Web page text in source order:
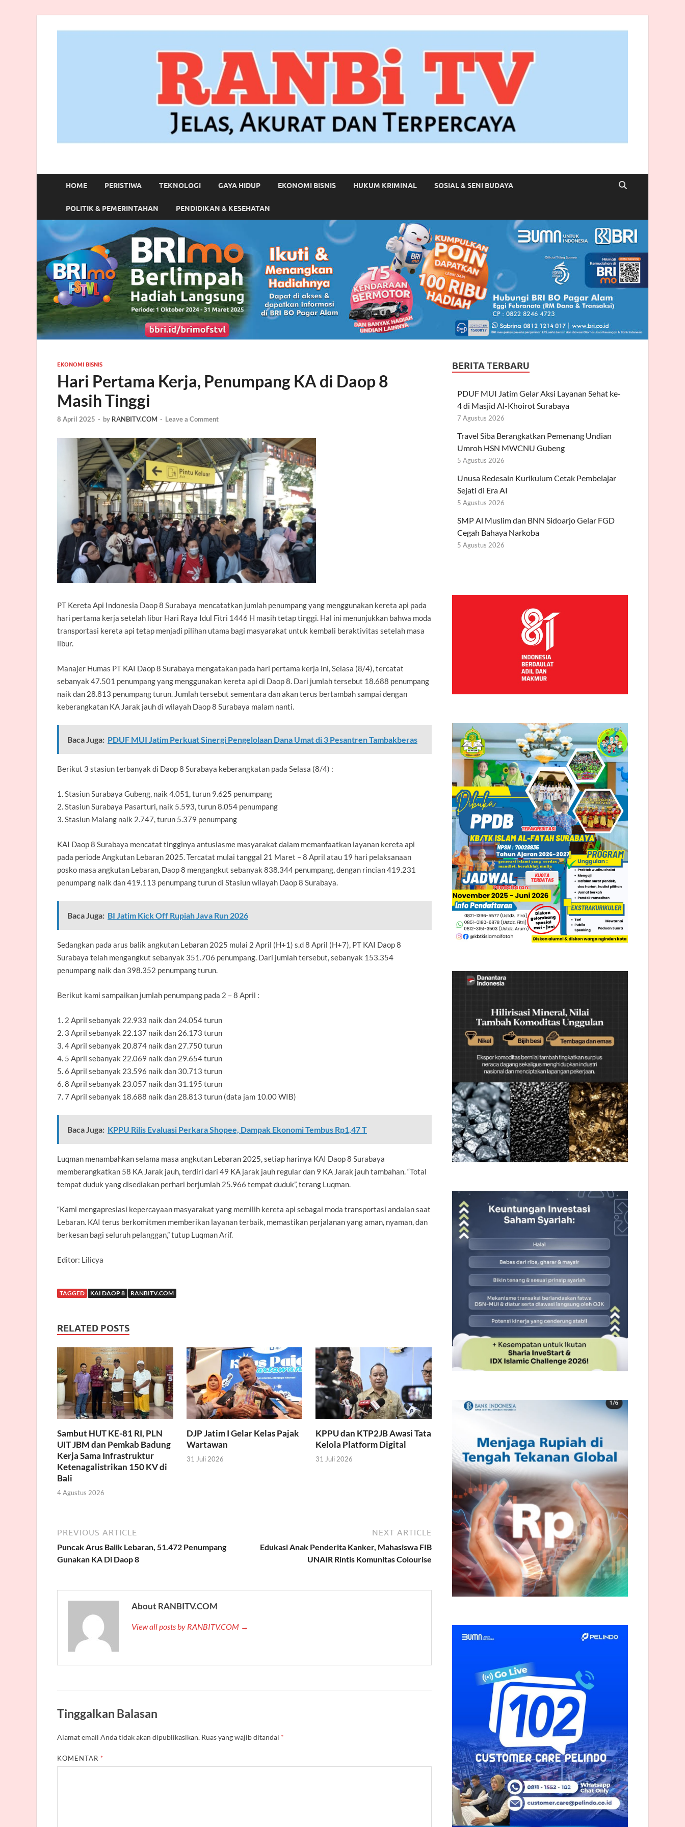
RANBITV.COM
HOME PERISTIWA TEKNOLOGI GAYA HIDUP EKONOMI BISNIS HUKUM KRIMINAL SOSIAL & SENI BUDAYA
POLITIK & PEMERINTAHAN PENDIDIKAN & KESEHATAN
EKONOMI BISNIS
Hari Pertama Kerja, Penumpang KA di Daop 8
Masih Tinggi
8 April 2025 - by RANBITV.COM - Leave a Comment
PT Kereta Api Indonesia Daop 8 Surabaya mencatatkan jumlah penumpang yang menggunakan kereta api pada
hari pertama kerja setelah libur Hari Raya Idul Fitri 1446 H masih tetap tinggi. Hal ini menunjukkan bahwa moda
transportasi kereta api tetap menjadi pilihan utama bagi masyarakat untuk kembali beraktivitas setelah masa
libur.
Manajer Humas PT KAI Daop 8 Surabaya mengatakan pada hari pertama kerja ini, Selasa (8/4), tercatat
sebanyak 47.501 penumpang yang menggunakan kereta api di Daop 8. Dari jumlah tersebut 18.688 penumpang
naik dan 28.813 penumpang turun. Jumlah tersebut sementara dan akan terus bertambah sampai dengan
keberangkatan KA Jarak jauh di wilayah Daop 8 Surabaya malam nanti.
Baca Juga: PDUF MUI Jatim Perkuat Sinergi Pengelolaan Dana Umat di 3 Pesantren Tambakberas
Berikut 3 stasiun terbanyak di Daop 8 Surabaya keberangkatan pada Selasa (8/4) :
1. Stasiun Surabaya Gubeng, naik 4.051, turun 9.625 penumpang
2. Stasiun Surabaya Pasarturi, naik 5.593, turun 8.054 penumpang
3. Stasiun Malang naik 2.747, turun 5.379 penumpang
KAI Daop 8 Surabaya mencatat tingginya antusiasme masyarakat dalam memanfaatkan layanan kereta api
pada periode Angkutan Lebaran 2025. Tercatat mulai tanggal 21 Maret – 8 April atau 19 hari pelaksanaan
posko masa angkutan Lebaran, Daop 8 mengangkut sebanyak 838.344 penumpang, dengan rincian 419.231
penumpang naik dan 419.113 penumpang turun di Stasiun wilayah Daop 8 Surabaya.
Baca Juga: BI Jatim Kick Off Rupiah Java Run 2026
Sedangkan pada arus balik angkutan Lebaran 2025 mulai 2 April (H+1) s.d 8 April (H+7), PT KAI Daop 8
Surabaya telah mengangkut sebanyak 351.706 penumpang. Dari jumlah tersebut, sebanyak 153.354
penumpang naik dan 398.352 penumpang turun.
Berikut kami sampaikan jumlah penumpang pada 2 – 8 April :
1. 2 April sebanyak 22.933 naik dan 24.054 turun
2. 3 April sebanyak 22.137 naik dan 26.173 turun
3. 4 April sebanyak 20.874 naik dan 27.750 turun
4. 5 April sebanyak 22.069 naik dan 29.654 turun
5. 6 April sebanyak 23.596 naik dan 30.713 turun
6. 8 April sebanyak 23.057 naik dan 31.195 turun
7. 7 April sebanyak 18.688 naik dan 28.813 turun (data jam 10.00 WIB)
Baca Juga: KPPU Rilis Evaluasi Perkara Shopee, Dampak Ekonomi Tembus Rp1,47 T
Luqman menambahkan selama masa angkutan Lebaran 2025, setiap harinya KAI Daop 8 Surabaya
memberangkatkan 58 KA Jarak jauh, terdiri dari 49 KA jarak jauh regular dan 9 KA Jarak jauh tambahan. “Total
tempat duduk yang disediakan perhari berjumlah 25.966 tempat duduk”, terang Luqman.
“Kami mengapresiasi kepercayaan masyarakat yang memilih kereta api sebagai moda transportasi andalan saat
Lebaran. KAI terus berkomitmen memberikan layanan terbaik, memastikan perjalanan yang aman, nyaman, dan
berkesan bagi seluruh pelanggan,” tutup Luqman Arif.
Editor: Lilicya
TAGGED KAI DAOP 8 RANBITV.COM
RELATED POSTS
Sambut HUT KE-81 RI, PLN
UIT JBM dan Pemkab Badung
Kerja Sama Infrastruktur
Ketenagalistrikan 150 KV di
Bali
4 Agustus 2026
DJP Jatim I Gelar Kelas Pajak
Wartawan
31 Juli 2026
KPPU dan KTP2JB Awasi Tata
Kelola Platform Digital
31 Juli 2026
PREVIOUS ARTICLE
Puncak Arus Balik Lebaran, 51.472 Penumpang
Gunakan KA Di Daop 8
NEXT ARTICLE
Edukasi Anak Penderita Kanker, Mahasiswa FIB
UNAIR Rintis Komunitas Colourise
About RANBITV.COM
View all posts by RANBITV.COM →
Tinggalkan Balasan
Alamat email Anda tidak akan dipublikasikan. Ruas yang wajib ditandai *
KOMENTAR *
BERITA TERBARU
PDUF MUI Jatim Gelar Aksi Layanan Sehat ke-
4 di Masjid Al-Khoirot Surabaya
7 Agustus 2026
Travel Siba Berangkatkan Pemenang Undian
Umroh HSN MWCNU Gubeng
5 Agustus 2026
Unusa Redesain Kurikulum Cetak Pembelajar
Sejati di Era AI
5 Agustus 2026
SMP Al Muslim dan BNN Sidoarjo Gelar FGD
Cegah Bahaya Narkoba
5 Agustus 2026